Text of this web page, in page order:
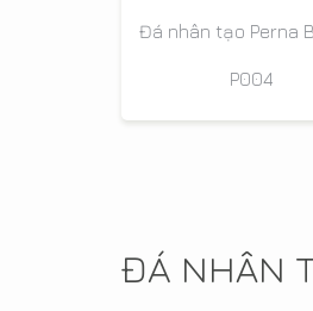
Đá nhân tạo Perna
P004
ĐÁ NHÂN